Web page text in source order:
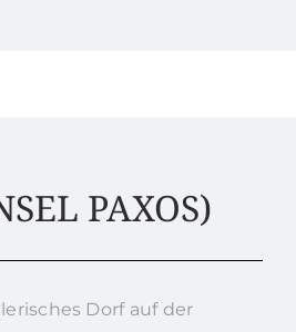
PAXOS)
Dorf auf der